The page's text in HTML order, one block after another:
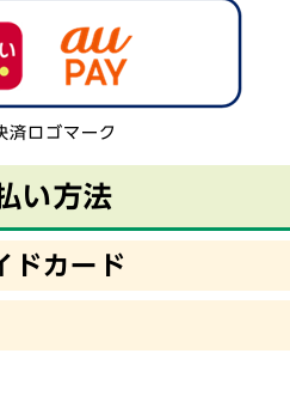
済ロゴマーク
い方法
ドカード